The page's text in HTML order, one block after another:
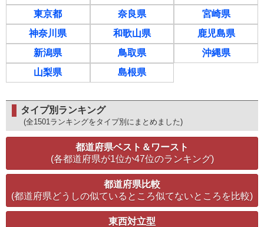
東京都
神奈川県
新潟県
山梨県
奈良県
和歌山県
鳥取県
島根県
宮崎県
鹿児島県
沖縄県
タイプ別ランキング
(全1501ランキングをタイプ別にまとめました)
都道府県ベスト＆ワースト
(各都道府県が1位か47位のランキング)
都道府県比較
(都道府県どうしの似ているところ似てないところを比較)
東西対立型